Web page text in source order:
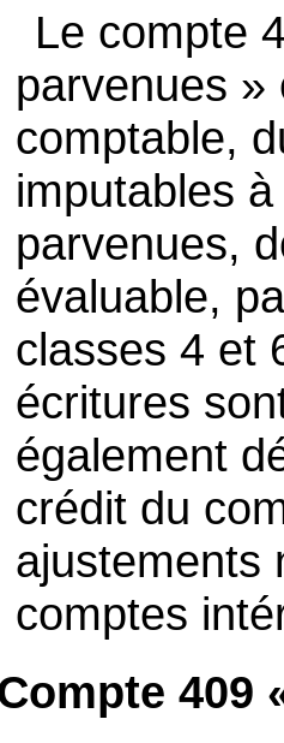
Le compte
parvenues »
comptable,
imputables
parvenues,
évaluable,
classes 4 et
écritures
également
crédit du
ajustements
comptes
409